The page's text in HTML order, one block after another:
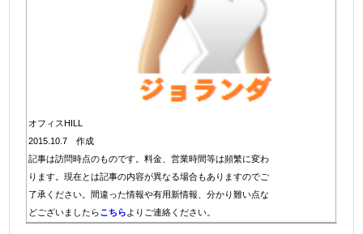
オフィスHILL
2015.10.7 作成
記事は訪問時点のものです。料金、営業時間等は頻繁に変わ
ります。現在とは記事の内容が異なる場合もありますのでご
了承ください。間違った情報や有用新情報、分かり難い点な
どございましたらこちら よりご連絡ください。